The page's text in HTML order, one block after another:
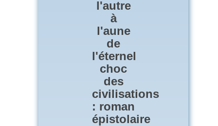
l'autre
à
l'aune
de
l'éternel
choc
des
civilisations
: roman
épistolaire